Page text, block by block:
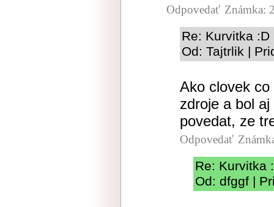
Odpovedať Známka:
Re: Kurvitka :D
Od: Tajtrlik |
Ako clovek
zdroje a bol
povedat, ze
Odpovedať
Re: Kurvitka
Od: dfggf |